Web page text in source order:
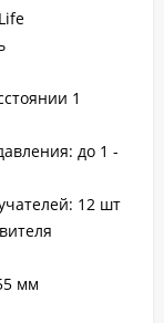
1
до 1 -
12 шт
мм